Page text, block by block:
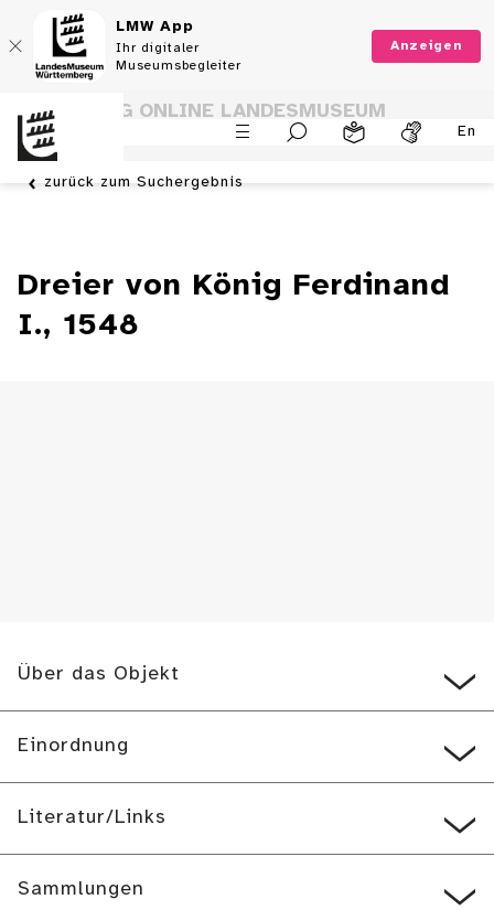
LMW App
Ihr digitaler
Museumsbegleiter
Anzeigen
En
SAMMLUNG ONLINE LANDESMUSEUM
WÜRTTEMBERG
zurück zum Suchergebnis
Dreier von König Ferdinand
I., 1548
Über das Objekt
Einordnung
Literatur/Links
Sammlungen